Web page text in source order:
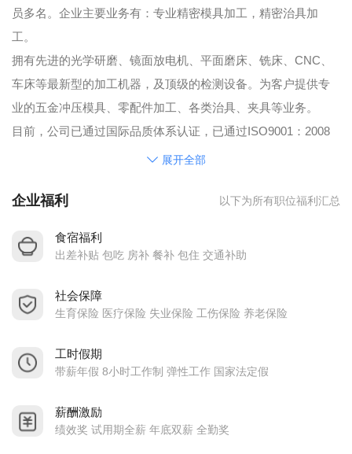
员多名。企业主要业务有：专业精密模具加工，精密治具加
工。
拥有先进的光学研磨、镜面放电机、平面磨床、铣床、CNC、
车床等最新型的加工机器，及顶级的检测设备。为客户提供专
业的五金冲压模具、零配件加工、各类治具、夹具等业务。
目前，公司已通过国际品质体系认证，已通过ISO9001：2008
质量体系认证。公司以“品质至上，客户第一”的质量方针；秉
在稳步，健康地成长为一个国际型企业，公司将为员工创造幸
创新，致力于将公司打造成模具行业的领航者。
一村科技为员工提供了全面且具有竞争力的薪资及福利计划。
其中包括：
奖、年资奖，绩效奖金）
饼干，牛奶，八宝粥等
C 保险： 社会保险
展开全部
企业福利 以下为所有职位福利汇总
食宿福利
出差补贴 包吃 房补 餐补 包住 交通补助
社会保障
生育保险 医疗保险 失业保险 工伤保险 养老保险
工时假期
带薪年假 8小时工作制 弹性工作 国家法定假
薪酬激励
绩效奖 试用期全薪 年底双薪 全勤奖